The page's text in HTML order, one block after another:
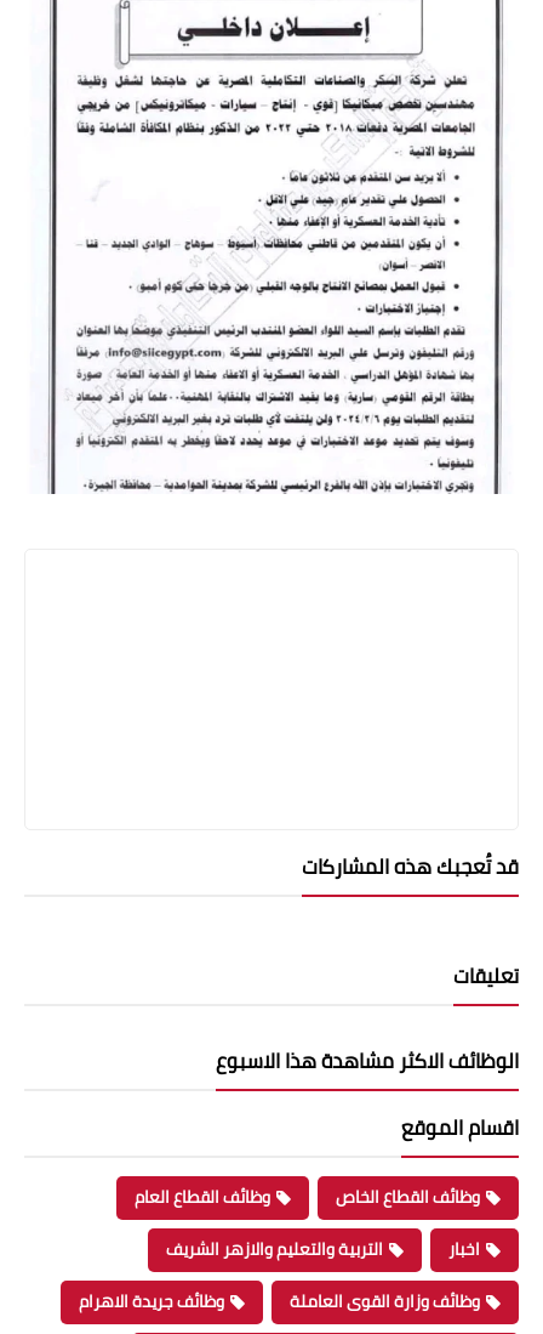
قد تُعجبك هذه المشاركات
تعليقات
الوظائف الاكثر مشاهدة هذا الاسبوع
اقسام الموقع
وظائف القطاع الخاص
وظائف القطاع العام
اخبار
التربية والتعليم والازهر الشريف
وظائف وزارة القوى العاملة
وظائف جريدة الاهرام